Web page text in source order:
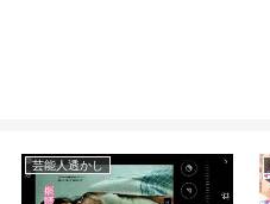
芸能人透かし